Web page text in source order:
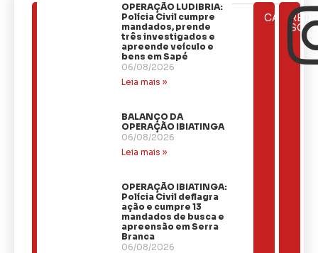
OPERAÇÃO LUDIBRIA:
Polícia Civil cumpre
mandados, prende
três investigados e
apreende veículo e
bens em Sapé
06/08/2026
Leia mais »
BALANÇO DA
OPERAÇÃO IBIATINGA
06/08/2026
Leia mais »
OPERAÇÃO IBIATINGA:
Polícia Civil deflagra
ação e cumpre 13
mandados de busca e
apreensão em Serra
Branca
06/08/2026